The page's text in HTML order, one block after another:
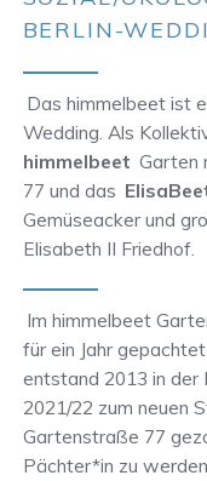
BERLIN-
Das himmelbeet ist
Wedding. Als
himmelbeet Garten
77 und das
Gemüseacker und
Elisabeth II Friedhof.
Im himmelbeet
für ein Jahr
entstand 2013 in der
2021/22 zum neuen
Gartenstraße 77
Pächter*in zu